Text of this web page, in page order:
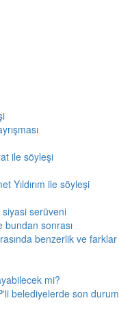
ile söyleşi
Yıldırım ile söyleşi
serüveni
sonrası
benzerlik ve farklar
mi?
belediyelerde son durum